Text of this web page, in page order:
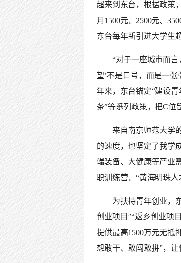
超来到东台，根据政策
月1500元、2500元、
东台每年新引进大学生
“对于一座城市而
望’不是口号，而是一
年来，东台锚定“建设
条”等系列政策，把C位
来自南京师范大学
的速度，也坚定了我学
端装备、大健康等产业
职训练营、“黄海明珠人
为扶持青年创业，
创业项目”“返乡创业项
提供最高1500万元无抵
想敢干、敢闯敢拼”，让